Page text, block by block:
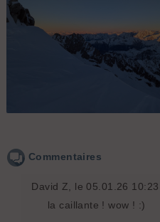
Commentaires
David Z , le 05.01.26 10:23
la caillante ! wow ! :)